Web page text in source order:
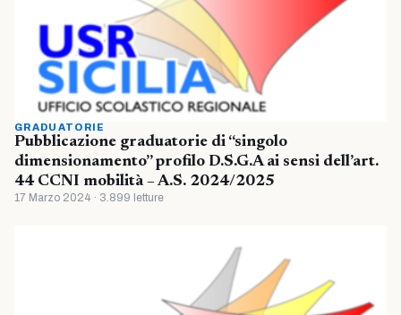
GRADUATORIE
Pubblicazione graduatorie di “singolo
dimensionamento” profilo D.S.G.A ai sensi dell’art.
44 CCNI mobilità – A.S. 2024/2025
17 Marzo 2024 · 3.899 letture